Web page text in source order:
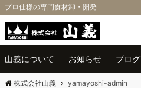
プロ仕様の専門食材卸・開発
山義について お知らせ ブログ
株式会社山義 yamayoshi-admin